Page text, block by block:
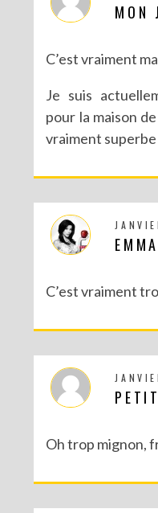
DIY – UN
MON
C’est vraiment
Je suis
pour la maison
vraiment
EMMA
C’est vraiment
Oh trop mignon,